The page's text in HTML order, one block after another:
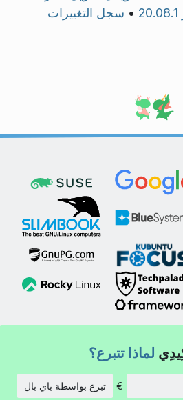
• سجل التغييرات
لماذا تتبرع؟
€ تبرع بواسطة باي بال